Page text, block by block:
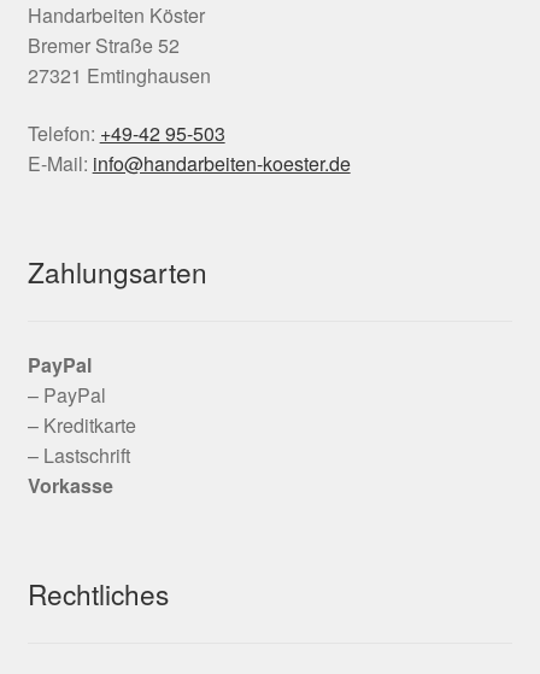
Handarbeiten Köster
Bremer Straße 52
27321 Emtinghausen
Telefon: +49-42 95-503
E-Mail: info@handarbeiten-koester.de
Zahlungsarten
PayPal
– PayPal
– Kreditkarte
– Lastschrift
Vorkasse
Rechtliches